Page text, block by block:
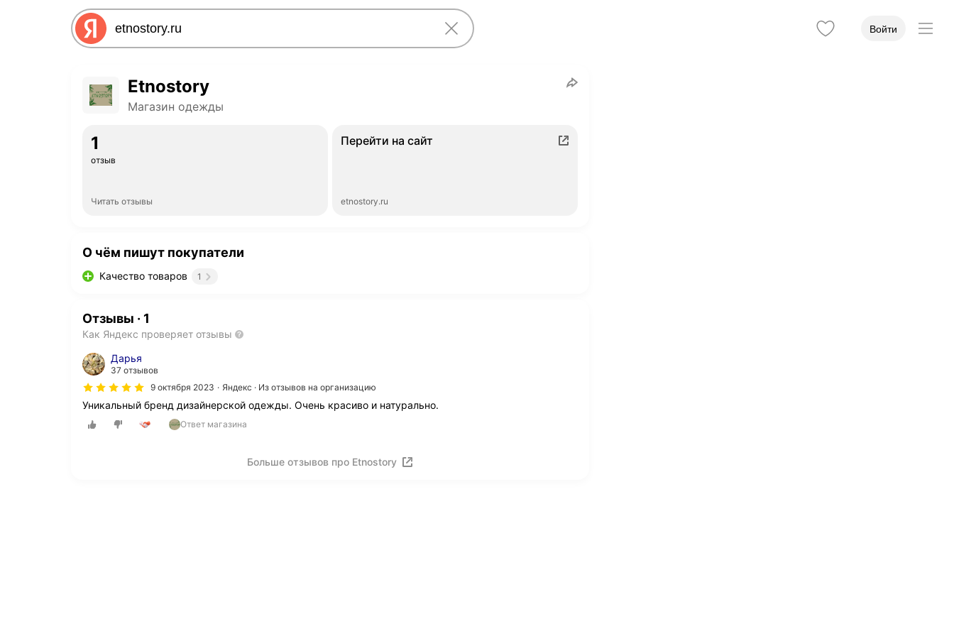
Войти
Etnostory
Магазин одежды
1
отзыв
Читать отзывы
Перейти на сайт
etnostory.ru
О чём пишут покупатели
Качество товаров 1
Отзывы · 1
Как Яндекс проверяет отзывы
Дарья
37 отзывов
9 октября 2023
Яндекс · Из отзывов на организацию
Уникальный бренд дизайнерской одежды. Очень красиво и натурально.
Ответ магазина
Больше отзывов про Etnostory